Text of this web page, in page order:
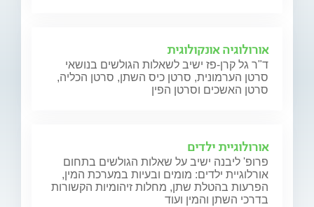
אורולוגיה אונקולוגית
ד"ר גל קרן-פז ישיב לשאלות הגולשים בנושאי
סרטן הערמונית, סרטן כיס השתן, סרטן הכליה,
סרטן האשכים וסרטן הפין
אורולוגיית ילדים
פרופ' ליבנה ישיב על שאלות הגולשים בתחום
אורלוגיית ילדים: מומים ובעיות במערכת המין,
הפרעות בהטלת שתן, מחלות זיהומיות הקשורות
בדרכי השתן והמין ועוד